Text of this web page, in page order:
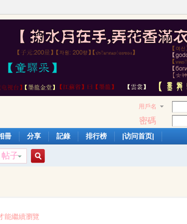
用戶名
密碼
冊 分享 記錄 排行榜 |访问首页|
帖子
索
能繼續瀏覽